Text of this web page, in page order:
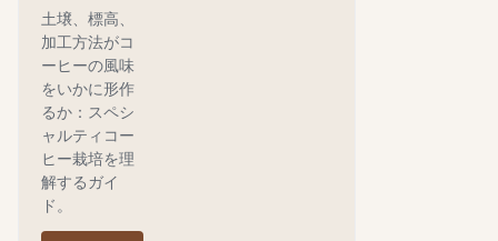
土壌、標高、
加工方法がコ
ーヒーの風味
をいかに形作
るか：スペシ
ャルティコー
ヒー栽培を理
解するガイ
ド。